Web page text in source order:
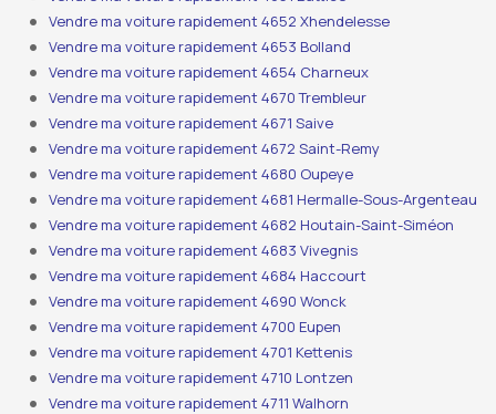
Vendre ma voiture rapidement 4652 Xhendelesse
Vendre ma voiture rapidement 4653 Bolland
Vendre ma voiture rapidement 4654 Charneux
Vendre ma voiture rapidement 4670 Trembleur
Vendre ma voiture rapidement 4671 Saive
Vendre ma voiture rapidement 4672 Saint-Remy
Vendre ma voiture rapidement 4680 Oupeye
Vendre ma voiture rapidement 4681 Hermalle-Sous-Argenteau
Vendre ma voiture rapidement 4682 Houtain-Saint-Siméon
Vendre ma voiture rapidement 4683 Vivegnis
Vendre ma voiture rapidement 4684 Haccourt
Vendre ma voiture rapidement 4690 Wonck
Vendre ma voiture rapidement 4700 Eupen
Vendre ma voiture rapidement 4701 Kettenis
Vendre ma voiture rapidement 4710 Lontzen
Vendre ma voiture rapidement 4711 Walhorn